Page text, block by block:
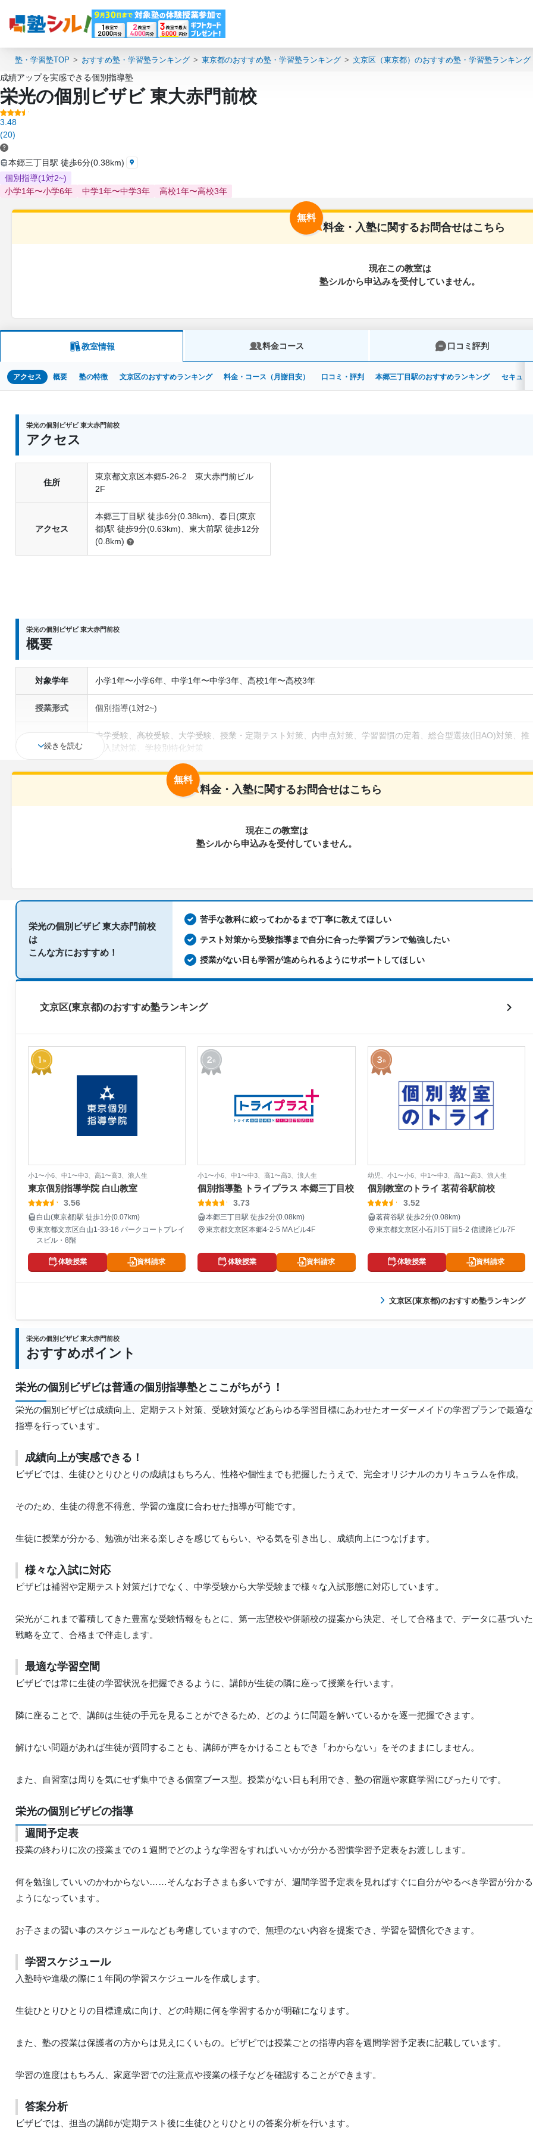
塾・学習塾TOP おすすめ塾・学習塾ランキング 東京都のおすすめ塾・学習塾ランキング 文京区（東京都）のおすすめ塾・学習塾ランキング
成績アップを実感できる個別指導塾
栄光の個別ビザビ 東大赤門前校
3.48
(20)
本郷三丁目駅 徒歩6分(0.38km)
個別指導(1対2~)
小学1年〜小学6年
中学1年〜中学3年 高校1年〜高校3年
無料
料金・入塾に関するお問合せはこちら
現在この教室は
塾シルから申込みを受付していません。
教室情報 料金コース 口コミ評判
アクセス 概要 塾の特徴 文京区のおすすめランキング 料金・コース（月謝目安） 口コミ・評判 本郷三丁目駅のおすすめランキング セキュリ
栄光の個別ビザビ 東大赤門前校
アクセス
住所
東京都文京区本郷5-26-2 東大赤門前ビル
2F
アクセス
本郷三丁目駅 徒歩6分(0.38km)、春日(東京
都)駅 徒歩9分(0.63km)、東大前駅 徒歩12分
(0.8km)
栄光の個別ビザビ 東大赤門前校
概要
対象学年 小学1年〜小学6年、中学1年〜中学3年、高校1年〜高校3年
授業形式 個別指導(1対2~)
通塾の目的
中学受験、高校受験、大学受験、授業・定期テスト対策、内申点対策、学習習慣の定着、総合型選抜(旧AO)対策、推
薦入試対策、学校別特化対策
塾の特徴 中高一貫校生に対応、1科目から受講可能、授業の振替可能
続きを読む
無料
料金・入塾に関するお問合せはこちら
現在この教室は
塾シルから申込みを受付していません。
栄光の個別ビザビ 東大赤門前校
は
こんな方におすすめ！
苦手な教科に絞ってわかるまで丁寧に教えてほしい
テスト対策から受験指導まで自分に合った学習プランで勉強したい
授業がない日も学習が進められるようにサポートしてほしい
文京区(東京都)のおすすめ塾ランキング
小1〜小6、中1〜中3、高1〜高3、浪人生
東京個別指導学院 白山教室
3.56
白山(東京都)駅 徒歩1分(0.07km)
東京都文京区白山1-33-16 パークコートプレイ
スビル・8階
体験授業 資料請求
小1〜小6、中1〜中3、高1〜高3、浪人生
個別指導塾 トライプラス 本郷三丁目校
3.73
本郷三丁目駅 徒歩2分(0.08km)
東京都文京区本郷4-2-5 MAビル4F
体験授業 資料請求
幼児、小1〜小6、中1〜中3、高1〜高3、浪人生
個別教室のトライ 茗荷谷駅前校
3.52
茗荷谷駅 徒歩2分(0.08km)
東京都文京区小石川5丁目5-2 信濃路ビル7F
体験授業 資料請求
文京区(東京都)のおすすめ塾ランキング
栄光の個別ビザビ 東大赤門前校
おすすめポイント
栄光の個別ビザビは普通の個別指導塾とここがちがう！
栄光の個別ビザビは成績向上、定期テスト対策、受験対策などあらゆる学習目標にあわせたオーダーメイドの学習プランで最適な
指導を行っています。
成績向上が実感できる！
ビザビでは、生徒ひとりひとりの成績はもちろん、性格や個性までも把握したうえで、完全オリジナルのカリキュラムを作成。
そのため、生徒の得意不得意、学習の進度に合わせた指導が可能です。
生徒に授業が分かる、勉強が出来る楽しさを感じてもらい、やる気を引き出し、成績向上につなげます。
様々な入試に対応
ビザビは補習や定期テスト対策だけでなく、中学受験から大学受験まで様々な入試形態に対応しています。
栄光がこれまで蓄積してきた豊富な受験情報をもとに、第一志望校や併願校の提案から決定、そして合格まで、データに基づいた
戦略を立て、合格まで伴走します。
最適な学習空間
ビザビでは常に生徒の学習状況を把握できるように、講師が生徒の隣に座って授業を行います。
隣に座ることで、講師は生徒の手元を見ることができるため、どのように問題を解いているかを逐一把握できます。
解けない問題があれば生徒が質問することも、講師が声をかけることもでき「わからない」をそのままにしません。
また、自習室は周りを気にせず集中できる個室ブース型。授業がない日も利用でき、塾の宿題や家庭学習にぴったりです。
栄光の個別ビザビの指導
週間予定表
授業の終わりに次の授業までの１週間でどのような学習をすればいいかが分かる習慣学習予定表をお渡しします。
何を勉強していいのかわからない……そんなお子さまも多いですが、週間学習予定表を見ればすぐに自分がやるべき学習が分かる
ようになっています。
お子さまの習い事のスケジュールなども考慮していますので、無理のない内容を提案でき、学習を習慣化できます。
学習スケジュール
入塾時や進級の際に１年間の学習スケジュールを作成します。
生徒ひとりひとりの目標達成に向け、どの時期に何を学習するかが明確になります。
また、塾の授業は保護者の方からは見えにくいもの。ビザビでは授業ごとの指導内容を週間学習予定表に記載しています。
学習の進度はもちろん、家庭学習での注意点や授業の様子などを確認することができます。
答案分析
ビザビでは、担当の講師が定期テスト後に生徒ひとりひとりの答案分析を行います。